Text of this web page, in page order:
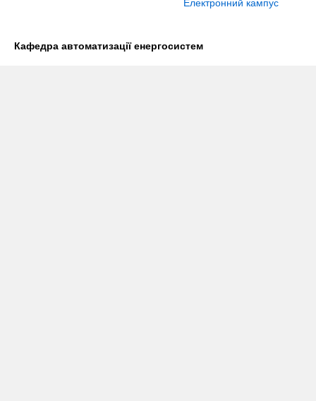
Електронний кампус
Кафедра автоматизації енергосистем